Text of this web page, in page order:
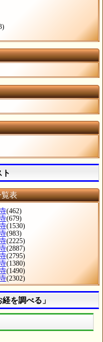
表
(462)
(679)
(1530)
(983)
(2225)
(2887)
(2795)
(1380)
(1490)
(2302)
を調べる」